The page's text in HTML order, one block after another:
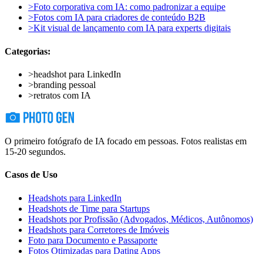
>Foto corporativa com IA: como padronizar a equipe
>Fotos com IA para criadores de conteúdo B2B
>Kit visual de lançamento com IA para experts digitais
Categorias:
>headshot para LinkedIn
>branding pessoal
>retratos com IA
O primeiro fotógrafo de IA focado em pessoas. Fotos realistas em
15-20 segundos.
Casos de Uso
Headshots para LinkedIn
Headshots de Time para Startups
Headshots por Profissão (Advogados, Médicos, Autônomos)
Headshots para Corretores de Imóveis
Foto para Documento e Passaporte
Fotos Otimizadas para Dating Apps